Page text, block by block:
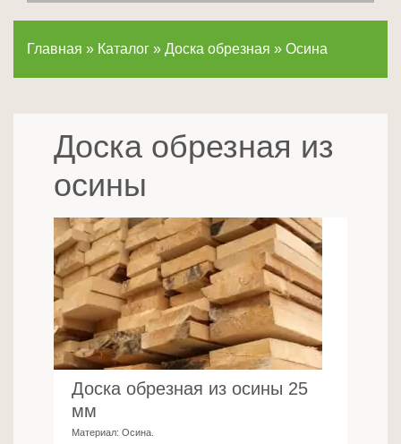
Главная » Каталог » Доска обрезная » Осина
Доска обрезная из
осины
Доска обрезная из осины 25
мм
Материал: Осина